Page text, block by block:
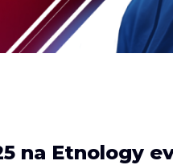
na Etnology